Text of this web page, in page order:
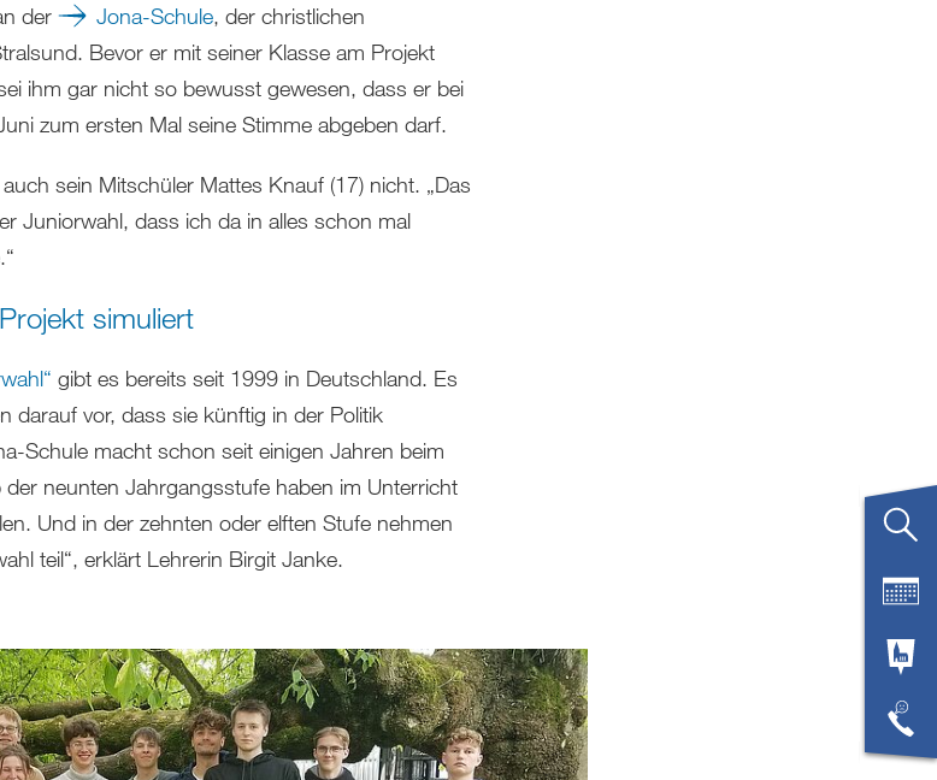
der
Jona-Schule, der christlichen
Bevor er mit seiner Klasse am Projekt
ihm gar nicht so bewusst gewesen, dass er bei
zum ersten Mal seine Stimme abgeben darf.
sein Mitschüler Mattes Knauf (17) nicht. „Das
Juniorwahl, dass ich da in alles schon mal
simuliert
gibt es bereits seit 1999 in Deutschland. Es
darauf vor, dass sie künftig in der Politik
Schule macht schon seit einigen Jahren beim
der neunten Jahrgangsstufe haben im Unterricht
Und in der zehnten oder elften Stufe nehmen
teil“, erklärt Lehrerin Birgit Janke.